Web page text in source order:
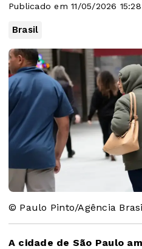
Publicado em 11/05/2026 15:28
Brasil
© Paulo Pinto/Agência
A cidade de São Paulo